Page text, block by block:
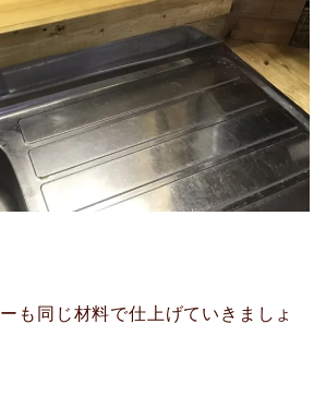
も同じ材料で仕上げていきましょ